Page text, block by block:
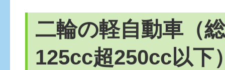
二輪の軽自動車（
125cc超250cc以下